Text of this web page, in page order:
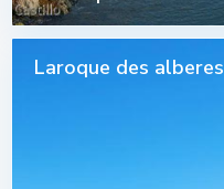
Laroque des alberes